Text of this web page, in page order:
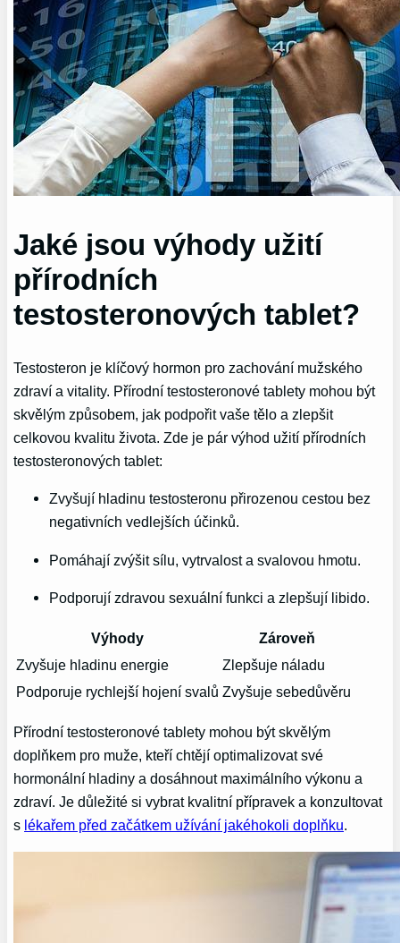
Jaké jsou výhody užití
přírodních
testosteronových tablet?
Testosteron je klíčový hormon pro zachování mužského
zdraví a vitality. Přírodní testosteronové tablety mohou být
skvělým způsobem, jak podpořit vaše tělo a zlepšit
celkovou kvalitu života. Zde je pár výhod užití přírodních
testosteronových tablet:
Zvyšují hladinu testosteronu přirozenou cestou bez
negativních vedlejších účinků.
Pomáhají zvýšit sílu, vytrvalost a svalovou hmotu.
Podporují zdravou sexuální funkci a zlepšují libido.
Výhody
Zároveň
Zvyšuje hladinu energie
Zlepšuje náladu
Podporuje rychlejší hojení svalů Zvyšuje sebedůvěru
Přírodní testosteronové tablety mohou být skvělým
doplňkem pro muže, kteří chtějí optimalizovat své
hormonální hladiny a dosáhnout maximálního výkonu a
zdraví. Je důležité si vybrat kvalitní přípravek a konzultovat
s lékařem před začátkem užívání jakéhokoli doplňku.